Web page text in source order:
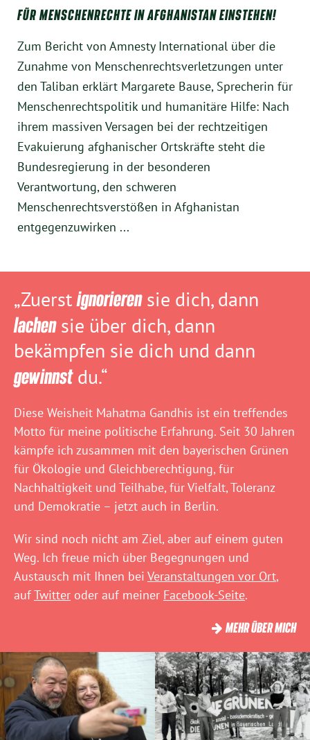
FÜR MENSCHENRECHTE IN AFGHANISTAN EINSTEHEN!
Zum Bericht von Amnesty International über die
Zunahme von Menschenrechtsverletzungen unter
den Taliban erklärt Margarete Bause, Sprecherin für
Menschenrechtspolitik und humanitäre Hilfe: Nach
ihrem massiven Versagen bei der rechtzeitigen
Evakuierung afghanischer Ortskräfte steht die
Bundesregierung in der besonderen
Verantwortung, den schweren
Menschenrechtsverstößen in Afghanistan
entgegenzuwirken ...
„Zuerstignorierensie dich, dann
lachensie über dich, dann
bekämpfen sie dich und dann
gewinnstdu.“
Diese Weisheit Mahatma Gandhis ist ein treffendes
Motto für meine politische Erfahrung. Seit 30 Jahren
kämpfe ich zusammen mit den bayerischen Grünen
für Ökologie und Gleichberechtigung, für
Nachhaltigkeit und Teilhabe, für Vielfalt, Toleranz
und Demokratie – jetzt auch in Berlin.
Wir sind noch nicht am Ziel, aber auf einem guten
Weg. Ich freue mich über Begegnungen und
Austausch mit Ihnen bei Veranstaltungen vor Ort,
aufTwitter oder auf meiner Facebook-Seite.
MEHR ÜBER MICH